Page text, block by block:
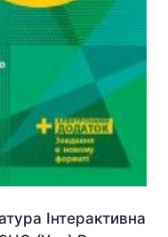
Інтерактивна